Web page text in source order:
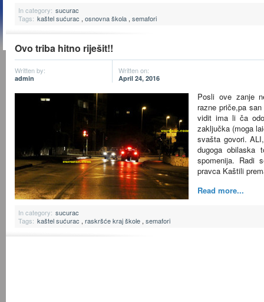
In category: sucurac
Tags: kaštel sućurac , osnovna škola , semafori
Ovo triba hitno riješit!!
Written by:
admin
Written on:
April 24, 2016
Posli ove zanje
razne priče,pa
vidit ima li ča
zaključka (moga
svašta govori.
dugoga obilaska
spomenija. Radi
pravca Kaštili
Read more...
In category: sucurac
Tags: kaštel sućurac , raskršće kraj škole , semafori